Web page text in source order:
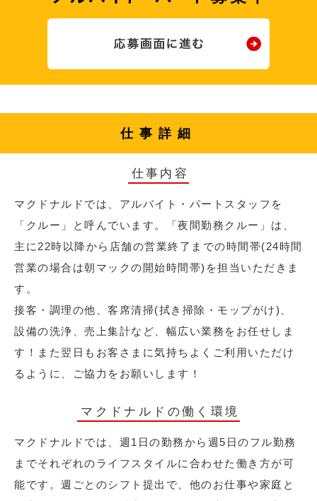
仕事詳細
仕事内容
マクドナルドでは、アルバイト・パートスタッフを
「クルー」と呼んでいます。「夜間勤務クルー」は、
主に22時以降から店舗の営業終了までの時間帯(24時間
営業の場合は朝マックの開始時間帯)を担当いただきま
す。
接客・調理の他、客席清掃(拭き掃除・モップがけ)、
設備の洗浄、売上集計など、幅広い業務をお任せしま
す！また翌日もお客さまに気持ちよくご利用いただけ
るように、ご協力をお願いします！
マクドナルドの働く環境
マクドナルドでは、週1日の勤務から週5日のフル勤務
までそれぞれのライフスタイルに合わせた働き方が可
能です。週ごとのシフト提出で、他のお仕事や家庭と